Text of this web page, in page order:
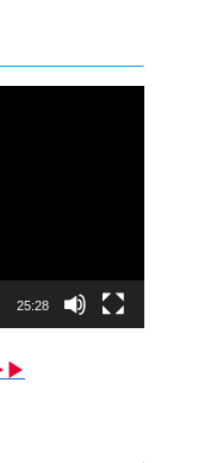
25:28